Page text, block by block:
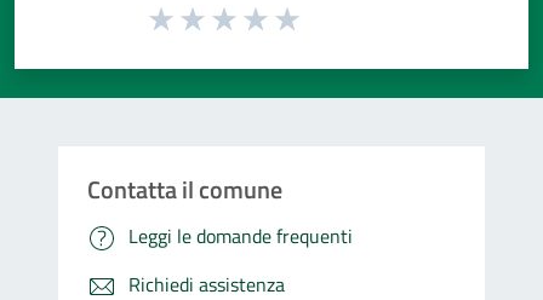
Valuta da 1 a 5 stelle la pagina
Contatta il comune
Leggi le domande frequenti
Richiedi assistenza